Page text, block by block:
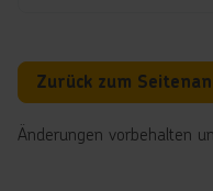
Zurück zum
Änderungen vorbehalten